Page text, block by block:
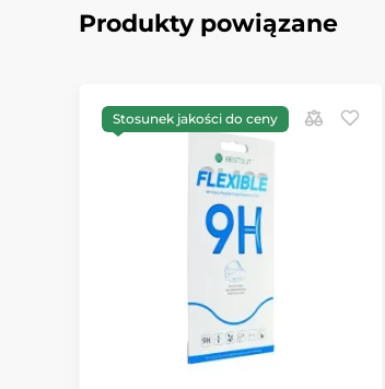
Produkty powiązane
Stosunek jakości do ceny